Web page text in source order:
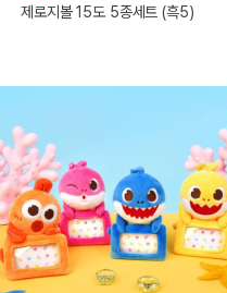
제로지볼 15도 5종세트 (흑5)